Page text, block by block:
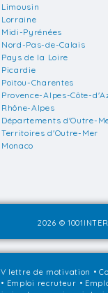
Pyrénées
Nord-Pas-de-Calais
de la Loire
Charentes
Alpes-Côte-
Alpes
Départements d'Outre-
Territoires d'Outre-Mer
2026 ©
lettre de motivation •
• Emploi recruteur •